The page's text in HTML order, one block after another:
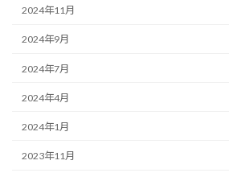
2024年11月
2024年9月
2024年7月
2024年4月
2024年1月
2023年11月